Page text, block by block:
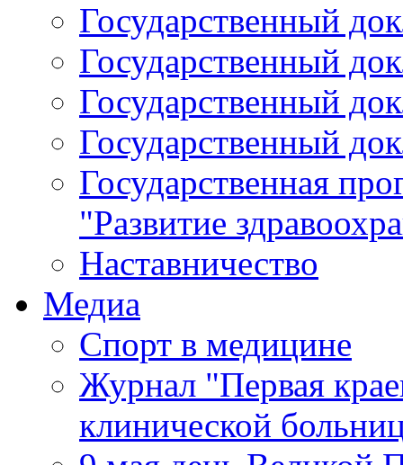
Государственный
Государственный
Государственный
Государственный
Государственная
"Развитие
Наставничество
Медиа
Спорт в медицине
Журнал "Первая
клинической